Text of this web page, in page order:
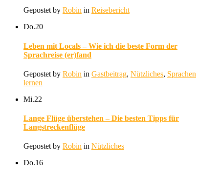
Gepostet by Robin in Reisebericht
Do.20
Leben mit Locals – Wie ich die beste Form der
Sprachreise (er)fand
Gepostet by Robin in Gastbeitrag, Nützliches, Sprachen
lernen
Mi.22
Lange Flüge überstehen – Die besten Tipps für
Langstreckenflüge
Gepostet by Robin in Nützliches
Do.16